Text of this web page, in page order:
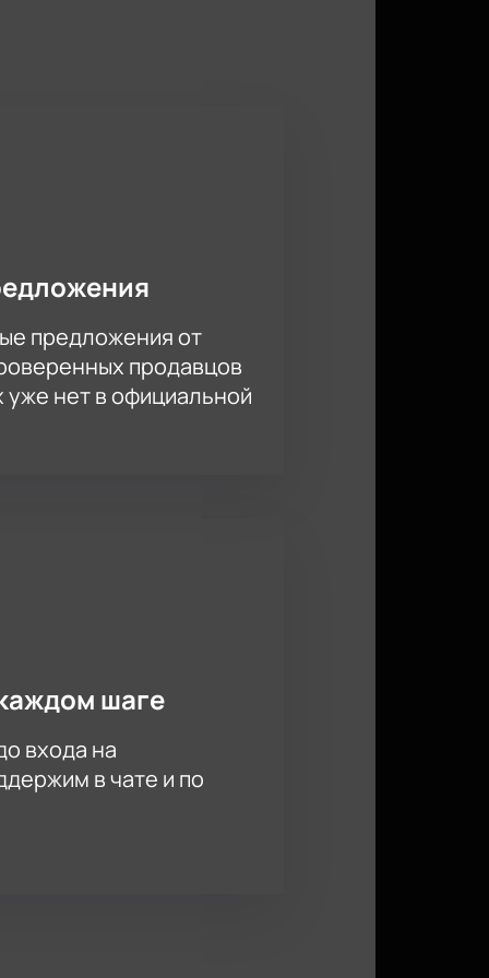
зрителей к своим
личный цитатник.
Нурлана Сабурова
предложения от
продавцов
нет в официальной
шаге
входа на
в чате и по